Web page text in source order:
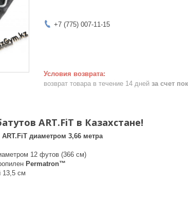
+7 (775) 007-11-15
возврат товара в течение 14 дней за счет
ART.FiT в Казахстане!
диаметром 3,66 метра
12 футов (366 см)
Permatron™
13,5 см